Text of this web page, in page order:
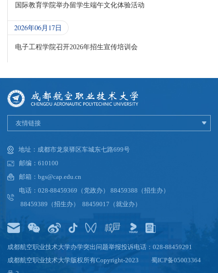
国际教育学院举办留学生端午文化体验活动
2026年06月17日
电子工程学院召开2026年招生宣传培训会
友情链接
地址：成都市龙泉驿区车城东七路699号
邮编：610100
邮箱：bgs@cap.edu.cn
电话：028-88459369（党政办） 88459388（招生办）
88459389（招生办） 88459017（就业办）
成都航空职业技术大学办学突出问题举报投诉电话：028-88459291
成都航空职业技术大学版权所有Copyright-2023 蜀ICP备05003364